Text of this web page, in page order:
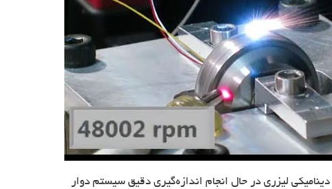
لیزری در حال انجام اندازه‌گیری دقیق سیستم دوار